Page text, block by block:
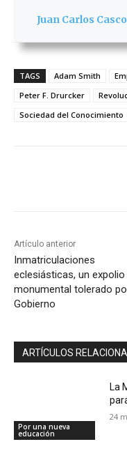
Juan Carlos
TAGS Adam Smith
Peter F. Drurcker
Sociedad del Conocimiento
Artículo anterior
Inmatriculaciones
eclesiásticas, un expolio
monumental tolerado
Gobierno
ARTÍCULOS
Por una nueva
educación
La
24